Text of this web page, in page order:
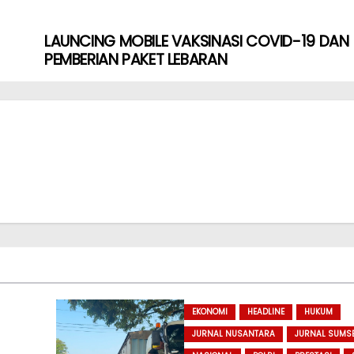
LAUNCING MOBILE VAKSINASI COVID-19 DAN
PEMBERIAN PAKET LEBARAN
EKONOMI HEADLINE
HUKUM
JURNAL NUSANTARA
JURNAL